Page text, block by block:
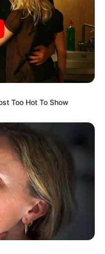
Too Hot To Show